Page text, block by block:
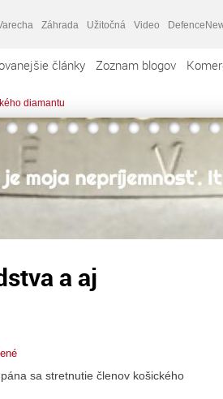
Záhrada Užitočná Video
články Zoznam blogov
diamantu
a aj
sa stretnutie členov košického